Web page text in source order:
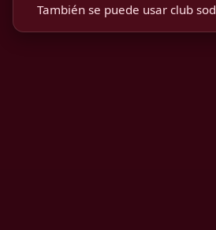
También se puede usar club